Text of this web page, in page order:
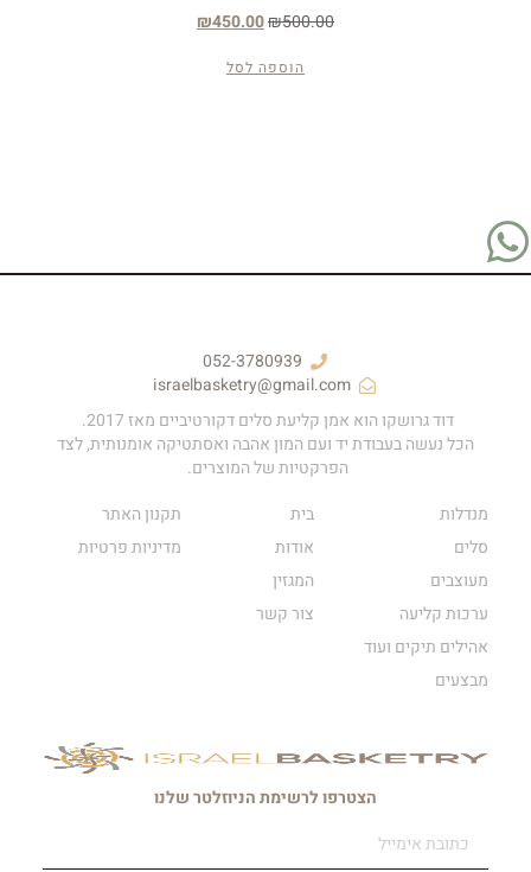
₪500.00
₪450.00
הוספה לסל
052-3780939
israelbasketry@gmail.com
דוד גרושקו הוא אמן קליעת סלים דקורטיביים מאז 2017.
הכל נעשה בעבודת יד ועם המון אהבה ואסתטיקה אומנותית, לצד
הפרקטיות של המוצרים.
מנדלות
סלים
מעוצבים
ערכות קליעה
אהילים תיקים ועוד
מבצעים
בית
אודות
המגזין
צור קשר
תקנון האתר
מדיניות פרטיות
הצטרפו לרשימת הניוזלטר שלנו